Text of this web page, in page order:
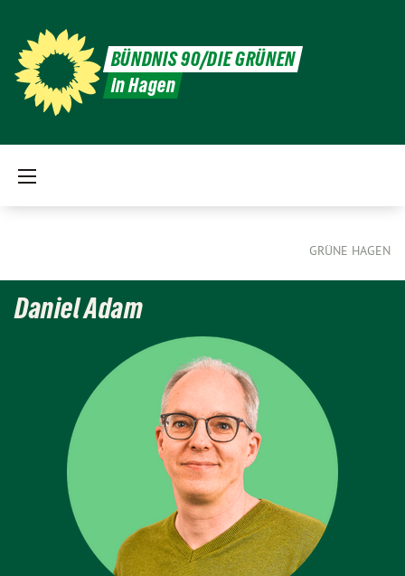
BÜNDNIS 90/DIE GRÜNEN
in Hagen
GRÜNE HAGEN
Daniel Adam